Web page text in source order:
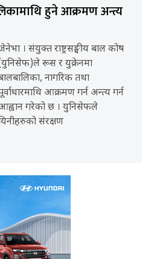
हुने आक्रमण अन्त्य
। संयुक्त राष्ट्रसङ्घीय बाल कोष
रूस र युक्रेनमा
नागरिक तथा
आक्रमण गर्न अन्त्य गर्न
गरेको छ । युनिसेफले
संरक्षण